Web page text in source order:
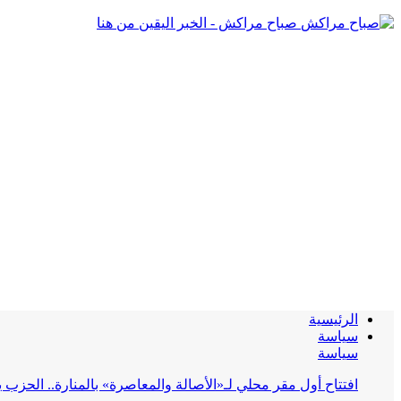
صباح مراكش - الخبر اليقين من هنا
الرئيسية
سياسة
سياسة
افتتاح أول مقر محلي لـ«الأصالة والمعاصرة» بالمنارة..